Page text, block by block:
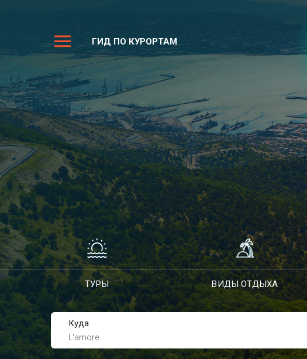
ГИД ПО КУРОРТАМ
ТУРЫ ВИДЫ ОТДЫХА
Куда
L'amore